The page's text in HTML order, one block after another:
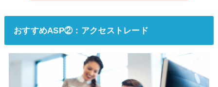
おすすめASP②：アクセストレード